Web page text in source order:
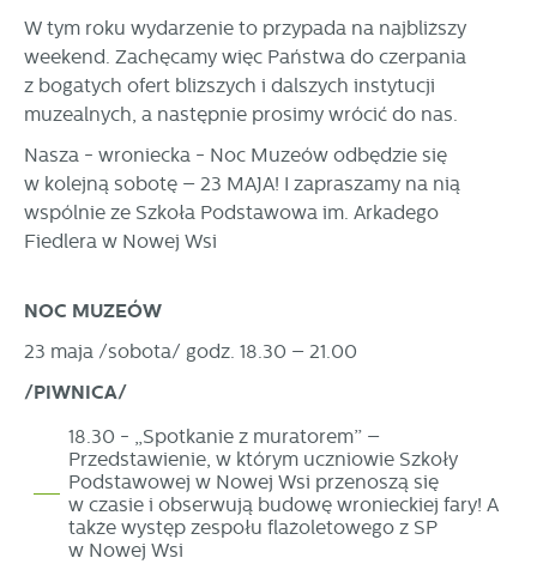
W tym roku wydarzenie to przypada na najbliższy
weekend. Zachęcamy więc Państwa do czerpania
z bogatych ofert bliższych i dalszych instytucji
muzealnych, a następnie prosimy wrócić do nas.
Nasza - wroniecka - Noc Muzeów odbędzie się
w kolejną sobotę – 23 MAJA! I zapraszamy na nią
wspólnie ze Szkoła Podstawowa im. Arkadego
Fiedlera w Nowej Wsi
NOC MUZEÓW
23 maja /sobota/ godz. 18.30 – 21.00
/PIWNICA/
18.30 - „Spotkanie z muratorem” –
Przedstawienie, w którym uczniowie Szkoły
Podstawowej w Nowej Wsi przenoszą się
w czasie i obserwują budowę wronieckiej fary! A
także występ zespołu flażoletowego z SP
w Nowej Wsi
formie zanonimizowanej. Wyrażenie zgody na analityczne
pliki cookies gwarantuje dostępność wszystkich
funkcjonalności.
najciekawsze informacje i aktualności na stronach naszych
partnerów.
Promocyjne pliki cookies służą do prezentowania Ci naszych
komunikatów na podstawie analizy Twoich upodobań oraz
internetowej. Treści promocyjne mogą pojawić się na
stronach podmiotów trzecich lub firm będących naszymi
partnerami oraz innych dostawców usług. Firmy te działają
w charakterze pośredników prezentujących nasze treści w
Więcej